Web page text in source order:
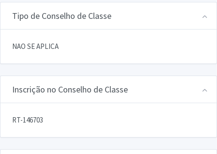
Tipo de Conselho de Classe
NAO SE APLICA
Inscrição no Conselho de Classe
RT-146703